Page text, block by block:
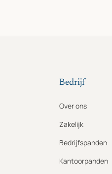
Bedrijf
Over ons
Zakelijk
Bedrijfspanden
Kantoorpanden